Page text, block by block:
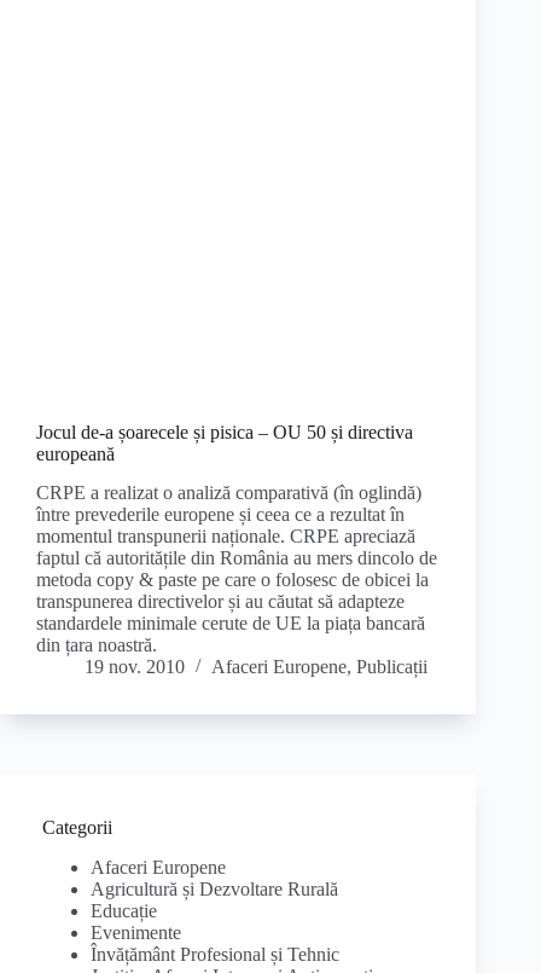
Jocul de-a șoarecele și pisica – OU 50 și directiva
europeană
CRPE a realizat o analiză comparativă (în oglindă)
între prevederile europene și ceea ce a rezultat în
momentul transpunerii naționale. CRPE apreciază
faptul că autoritățile din România au mers dincolo de
metoda copy & paste pe care o folosesc de obicei la
transpunerea directivelor și au căutat să adapteze
standardele minimale cerute de UE la piața bancară
din țara noastră.
19 nov. 2010
Afaceri Europene, Publicații
Categorii
Afaceri Europene
Agricultură și Dezvoltare Rurală
Educație
Evenimente
Învățământ Profesional și Tehnic